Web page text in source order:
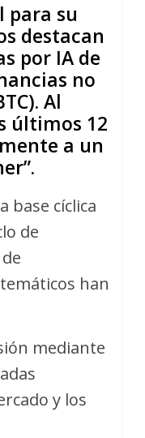
para su
destacan
por IA de
no
Al
últimos 12
a un
base cíclica
de
han
mediante
y los